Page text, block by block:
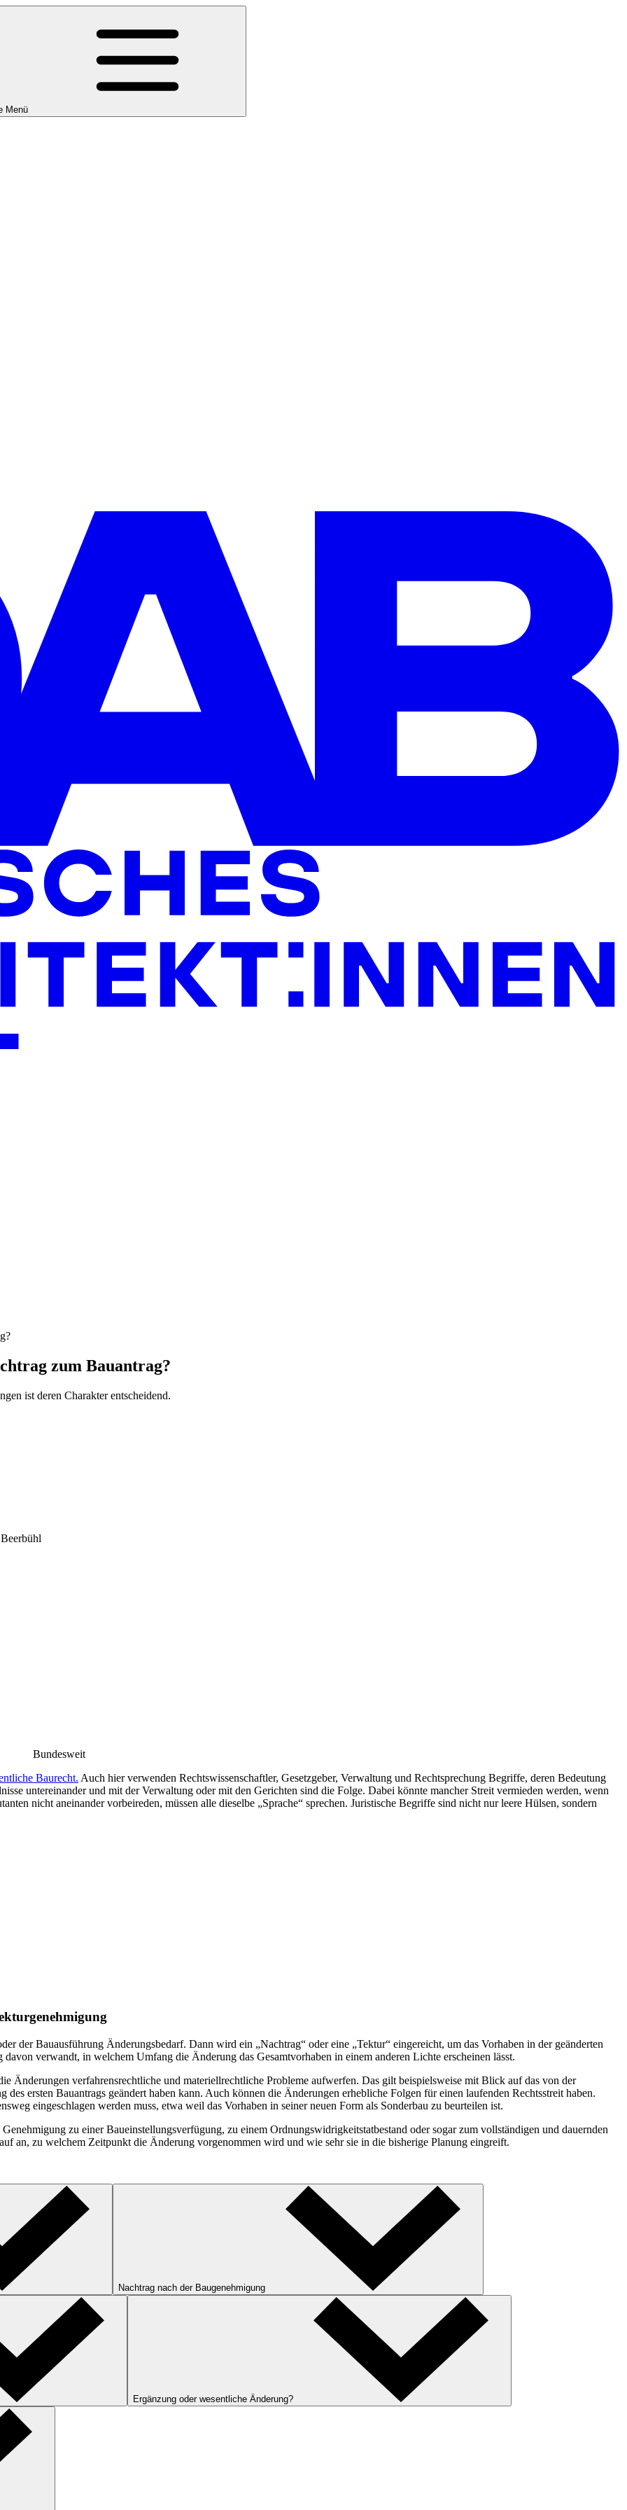
Menü
zum Bauantrag?
ist deren Charakter entscheidend.
Bundesweit
Baurecht. Auch hier verwenden Rechtswissenschaftler, Gesetzgeber, Verwaltung und Rechtsprechung Begriffe, deren Bedeutung
untereinander und mit der Verwaltung oder mit den Gerichten sind die Folge. Dabei könnte mancher Streit vermieden werden, wenn
nicht aneinander vorbeireden, müssen alle dieselbe „Sprache“ sprechen. Juristische Begriffe sind nicht nur leere Hülsen, sondern
der Bauausführung Änderungsbedarf. Dann wird ein „Nachtrag“ oder eine „Tektur“ eingereicht, um das Vorhaben in der geänderten
verwandt, in welchem Umfang die Änderung das Gesamtvorhaben in einem anderen Lichte erscheinen lässt.
Änderungen verfahrensrechtliche und materiellrechtliche Probleme aufwerfen. Das gilt beispielsweise mit Blick auf das von der
des ersten Bauantrags geändert haben kann. Auch können die Änderungen erhebliche Folgen für einen laufenden Rechtsstreit haben.
eingeschlagen werden muss, etwa weil das Vorhaben in seiner neuen Form als Sonderbau zu beurteilen ist.
zu einer Baueinstellungsverfügung, zu einem Ordnungswidrigkeitstatbestand oder sogar zum vollständigen und dauernden
an, zu welchem Zeitpunkt die Änderung vorgenommen wird und wie sehr sie in die bisherige Planung eingreift.
Nachtrag nach der Baugenehmigung
Ergänzung oder wesentliche Änderung?